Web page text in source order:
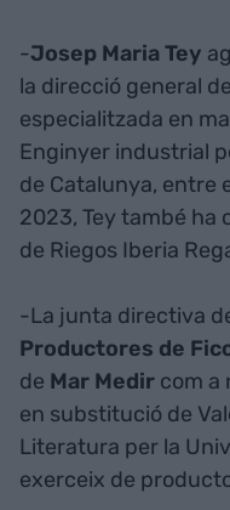
-Josep Maria Tey
la direcció general
especialitzada en
Enginyer industrial
de Catalunya, entre
2023, Tey també ha
de Riegos Iberia
-La junta directiva
Productores de
de Mar Medir com a
en substitució de
Literatura per la
exerceix de